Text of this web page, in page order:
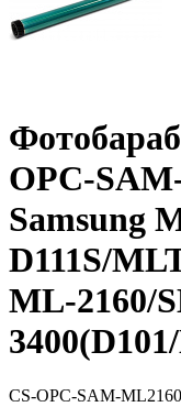
OPC-
Samsung
D111S/
ML-2160/
CS-OPC-SAM-ML2160